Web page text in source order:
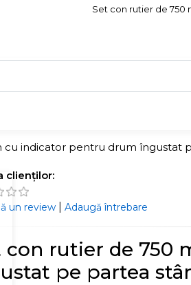
Set con rutier de 750
cu indicator pentru drum îngustat
clienților:
un review |Adaugă întrebare
con rutier de 750
pe partea